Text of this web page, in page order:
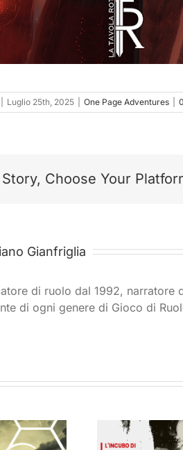
Luglio 25th, 2025 One Page Adventures
Choose Your
Gianfriglia
di ruolo dal 1992, narratore
di ogni genere di Gioco di